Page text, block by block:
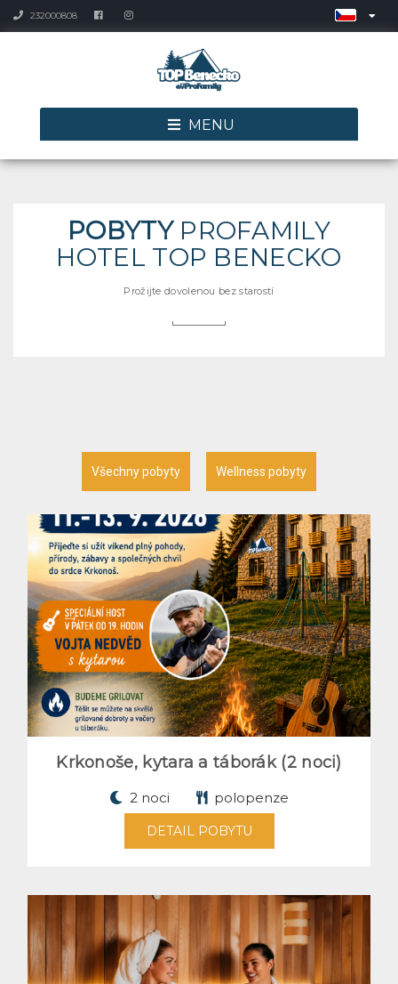
232000808
MENU
POBYTY PROFAMILY
HOTEL TOP BENECKO
Prožijte dovolenou bez starostí
Všechny pobyty Wellness pobyty
Krkonoše, kytara a táborák (2 noci)
2 noci polopenze
DETAIL POBYTU